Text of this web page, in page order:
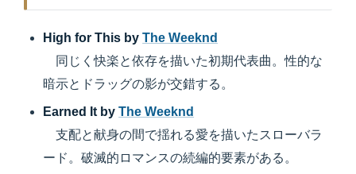
High for This byThe Weeknd
同じく快楽と依存を描いた初期代表曲。性的な
暗示とドラッグの影が交錯する。
Earned It byThe Weeknd
支配と献身の間で揺れる愛を描いたスローバラ
ード。破滅的ロマンスの続編的要素がある。